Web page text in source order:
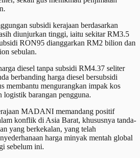
subsidi kerajaan berdasarkan
diunjurkan tinggi, iaitu sekitar RM3.5
RON95 dianggarkan RM2 bilion dan
sebulan.
diesel tanpa subsidi RM4.37 seliter
berbanding harga diesel bersubsidi
membantu mengurangkan impak kos
logistik barangan pengguna.
MADANI memandang positif
konflik di Asia Barat, khususnya tanda-
yang berkekalan, yang telah
harga minyak mentah global
sebelum ini.